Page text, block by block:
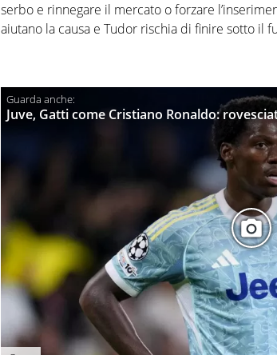
serbo e rinnegare il mercato o forzare
aiutano la causa e Tudor rischia di finire sotto il
Juve, Gatti come Cristiano Ronaldo: